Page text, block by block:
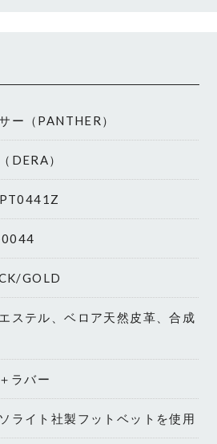
ー（PANTHER）
DERA）
GOLD
ステル、ベロア天然皮革、合成
ラバー
ライト社製フットベットを使用